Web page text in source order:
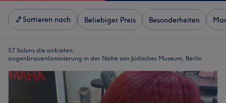
Sortieren nach Beliebiger Preis Besonderheiten
57 Salons die anbieten:
augenbrauenlaminierung in der Nähe von Jüdisches Museum, Berlin